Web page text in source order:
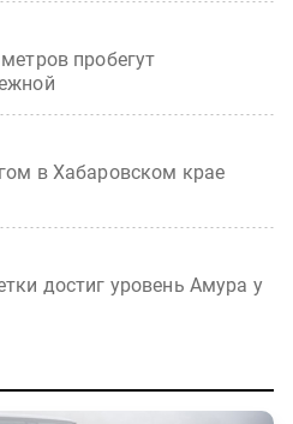
пробегут
в Хабаровском крае
достиг уровень Амура у